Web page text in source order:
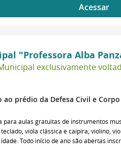
Acessar
"Professora Alba
exclusivamente
prédio da Defesa Civil e
aulas gratuitas de instrumentos
viola clássica e caipira, violino,
Todo início de ano são abertas